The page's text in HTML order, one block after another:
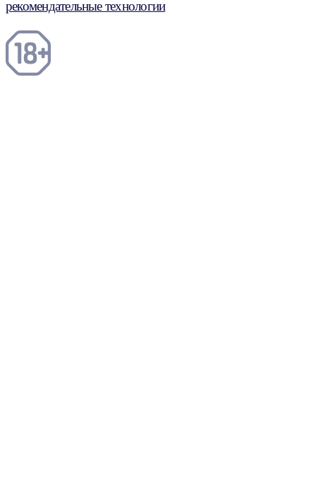
рекомендательные технологии